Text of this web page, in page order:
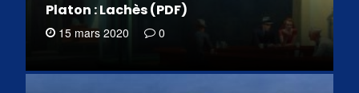
Platon : Lachès (PDF)
15 mars 2020 0